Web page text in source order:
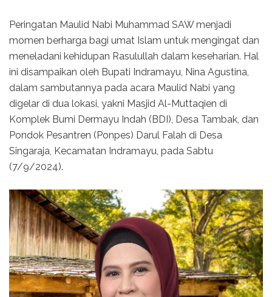
Peringatan Maulid Nabi Muhammad SAW menjadi
momen berharga bagi umat Islam untuk mengingat dan
meneladani kehidupan Rasulullah dalam keseharian. Hal
ini disampaikan oleh Bupati Indramayu, Nina Agustina,
dalam sambutannya pada acara Maulid Nabi yang
digelar di dua lokasi, yakni Masjid Al-Muttaqien di
Komplek Bumi Dermayu Indah (BDI), Desa Tambak, dan
Pondok Pesantren (Ponpes) Darul Falah di Desa
Singaraja, Kecamatan Indramayu, pada Sabtu
(7/9/2024).